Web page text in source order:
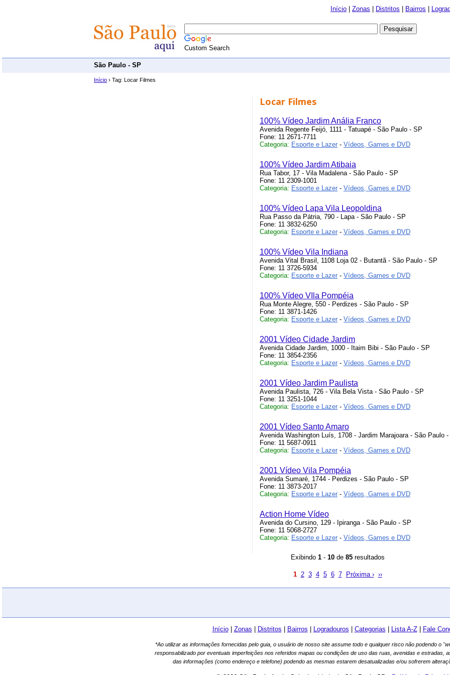
Início Zonas Distritos Bairros
Custom Search
São Paulo - SP
Início › Tag: Locar Filmes
Locar Filmes
100% Vídeo Jardim Anália Franco
Avenida Regente Feijó, 1111 - Tatuapé - São Paulo - SP
Fone: 11 2671-7711
Categoria: Esporte e Lazer - Vídeos, Games e DVD
100% Vídeo Jardim Atibaia
Rua Tabor, 17 - Vila Madalena - São Paulo - SP
Fone: 11 2309-1001
Categoria: Esporte e Lazer - Vídeos, Games e DVD
100% Vídeo Lapa Vila Leopoldina
Rua Passo da Pátria, 790 - Lapa - São Paulo - SP
Fone: 11 3832-6250
Categoria: Esporte e Lazer - Vídeos, Games e DVD
100% Vídeo Vila Indiana
Avenida Vital Brasil, 1108 Loja 02 - Butantã - São Paulo - SP
Fone: 11 3726-5934
Categoria: Esporte e Lazer - Vídeos, Games e DVD
100% Vídeo VIla Pompéia
Rua Monte Alegre, 550 - Perdizes - São Paulo - SP
Fone: 11 3871-1426
Categoria: Esporte e Lazer - Vídeos, Games e DVD
2001 Vídeo Cidade Jardim
Avenida Cidade Jardim, 1000 - Itaim Bibi - São Paulo - SP
Fone: 11 3854-2356
Categoria: Esporte e Lazer - Vídeos, Games e DVD
2001 Vídeo Jardim Paulista
Avenida Paulista, 726 - Vila Bela Vista - São Paulo - SP
Fone: 11 3251-1044
Categoria: Esporte e Lazer - Vídeos, Games e DVD
2001 Vídeo Santo Amaro
Avenida Washington Luís, 1708 - Jardim Marajoara - São Paulo
Fone: 11 5687-0911
Categoria: Esporte e Lazer - Vídeos, Games e DVD
2001 Vídeo Vila Pompéia
Avenida Sumaré, 1744 - Perdizes - São Paulo - SP
Fone: 11 3873-2017
Categoria: Esporte e Lazer - Vídeos, Games e DVD
Action Home Vídeo
Avenida do Cursino, 129 - Ipiranga - São Paulo - SP
Fone: 11 5068-2727
Categoria: Esporte e Lazer - Vídeos, Games e DVD
Exibindo 1- 10de 85resultados
1 2 3 4 5 6 7 Próxima › ››
Início| Zonas Distritos Bairros Logradouros Categorias Lista A-Z| Fale
*Ao utilizar as informações fornecidas pelo guia, o usuário de nosso site assume todo e qualquer risco não podendo o
responsabilizado por eventuais imperfeições nos referidos mapas ou condições de uso das ruas, avenidas e estradas,
das informações (como endereço e telefone) podendo as mesmas estarem desatualizadas e/ou sofrerem